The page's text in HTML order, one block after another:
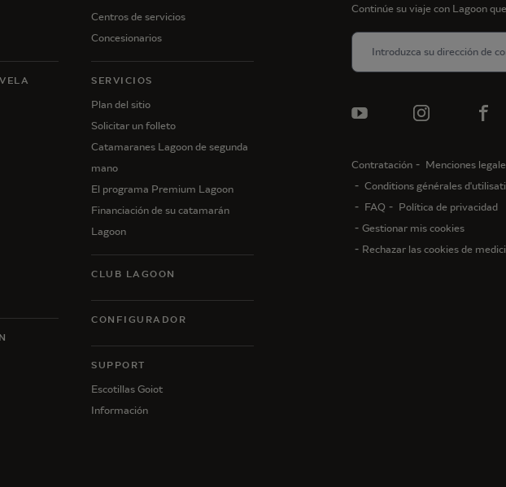
Centros de servicios
Concesionarios
SERVICIOS
Plan del sitio
Solicitar un folleto
Catamaranes Lagoon de segunda
mano
El programa Premium Lagoon
Financiación de su catamarán
Lagoon
CLUB LAGOON
CONFIGURADOR
SUPPORT
Escotillas Goiot
Información
Continúe su viaje con Lagoon
Contratación
Menciones
Conditions générales
FAQ
Política de privacidad
Gestionar mis cookies
Rechazar las cookies de